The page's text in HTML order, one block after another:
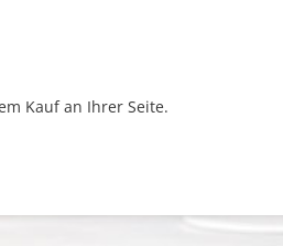
Kauf an Ihrer Seite.